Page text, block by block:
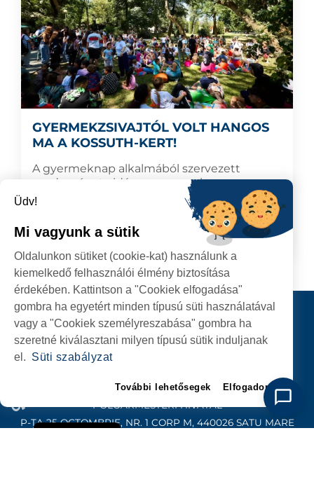
GYERMEKZSIVAJTÓL VOLT HANGOS
MA A KOSSUTH-KERT!
A gyermeknap alkalmából szervezett
rendezvényt vidám programok,
meglepetések és különleges pillanatok
2026.05.26
TOVÁBB
SZATMÁRNÉMETI
POLGÁRMESTERI HIVATAL
P-ȚA 25 OCTOMBRIE, NR. 1 CORP M, 440026 SATU MARE
Kapcsolat
KÖVESSENEK
Üdv!
Mi vagyunk a sütik
Oldalunkon sütiket (cookie-kat) használunk a
kiemelkedő felhasználói élmény biztosítása
érdekében. Kattintson a "Cookiek elfogadása"
gombra ha egyetért minden típusú süti használatával
vagy a "Cookiek személyreszabása" gombra ha
szeretné kiválasztani milyen típusú sütik induljanak
el. Süti szabályzat
További lehetősegek Elfogadom